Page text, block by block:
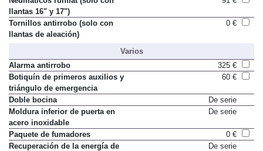
llantas 16" y 17")
Tornillos antirrobo (solo con
llantas de aleación)
0 €
Varios
Alarma antirrobo
325 €
Botiquín de primeros auxilios y
triángulo de emergencia
60 €
Doble bocina
De serie
Moldura inferior de puerta en
acero inoxidable
De serie
Paquete de fumadores
0 €
Recuperación de la energía de
De serie